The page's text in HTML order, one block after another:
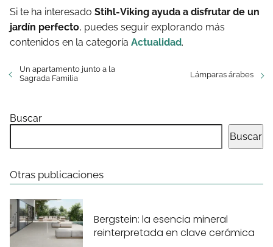
Si te ha interesado Stihl-Viking ayuda a disfrutar de un
jardín perfecto, puedes seguir explorando más
contenidos en la categoría Actualidad.
Un apartamento junto a la
Sagrada Familia
Lámparas árabes
Buscar
Buscar
Otras publicaciones
Bergstein: la esencia mineral
reinterpretada en clave cerámica